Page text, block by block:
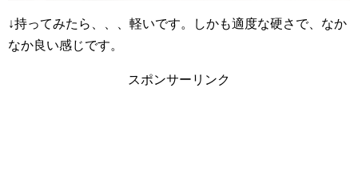
↓持ってみたら、、、軽いです。しかも適度な硬さで、なか
なか良い感じです。
スポンサーリンク